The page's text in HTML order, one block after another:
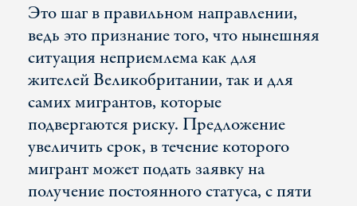
Это шаг в правильном направлении,
ведь это признание того, что нынешняя
ситуация неприемлема как для
жителей Великобритании, так и для
самих мигрантов, которые
подвергаются риску. Предложение
увеличить срок, в течение которого
мигрант может подать заявку на
получение постоянного статуса, с пяти